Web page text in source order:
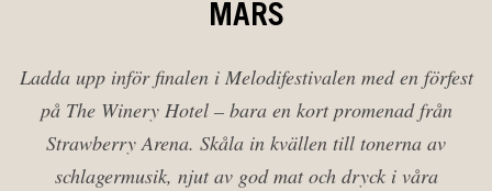
MARS
Ladda upp inför finalen i Melodifestivalen med en förfest
på The Winery Hotel – bara en kort promenad från
Strawberry Arena. Skåla in kvällen till tonerna av
schlagermusik, njut av god mat och dryck i våra